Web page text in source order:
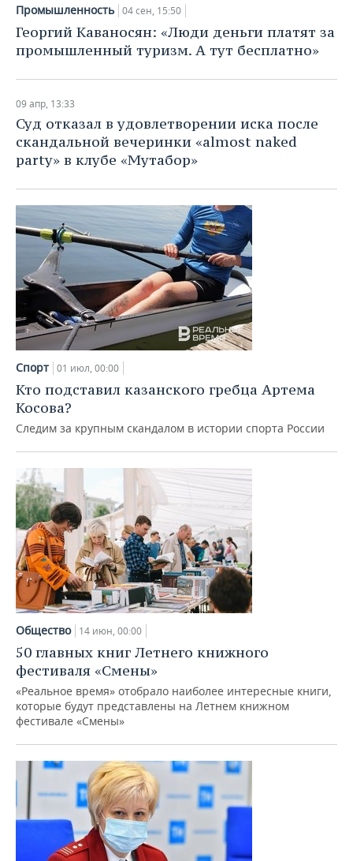
НЕФТЕХИМИЯ
НЕФТЬ
ОПК
ЭНЕРГЕТИКА
РОЗНИЧНАЯ ТОРГОВЛЯ
УСЛУГИ
НОВОСТИ ТЕХНОЛОГИЙ
МЕДИА
ТЕЛЕКОММУНИКАЦИИ
МЕРОПРИЯТИЯ
ВЫЕЗДНАЯ РЕДАКЦИЯ
БИЗНЕС-БРАНЧИ
ОТКРЫТАЯ ЛЕКЦИЯ
НОВОСТИ СПОРТА
ФУТБОЛ
БАСКЕТБОЛ
ВОЛЕЙБОЛ
КИБЕРСПОРТ
ФИГУРНОЕ КАТАНИЕ
ХОККЕЙ С МЯЧОМ
ОБЩЕСТВО
НОВОСТИ ОБЩЕСТВА
ИНФРАСТРУКТУРА
ИСТОРИЯ
КУЛЬТУРА
МЕДИЦИНА
ПРОИСШЕСТВИЯ
ФОТОГАЛЕРЕЯ
СПРАВОЧНИК
СПИСОК ПЕРСОН
СПИСОК КОМПАНИЙ
ПОЛНАЯ ВЕРСИЯ
Промышленность 04 сен, 15:50
Георгий Каваносян: «Люди деньги платят за
промышленный туризм. А тут бесплатно»
09 апр, 13:33
Суд отказал в удовлетворении иска после
скандальной вечеринки «almost naked
party» в клубе «Мутабор»
Спорт 01 июл, 00:00
Кто подставил казанского гребца Артема
Косова?
Следим за крупным скандалом в истории спорта России
Общество 14 июн, 00:00
50 главных книг Летнего книжного
фестиваля «Смены»
«Реальное время» отобрало наиболее интересные книги,
которые будут представлены на Летнем книжном
фестивале «Смены»